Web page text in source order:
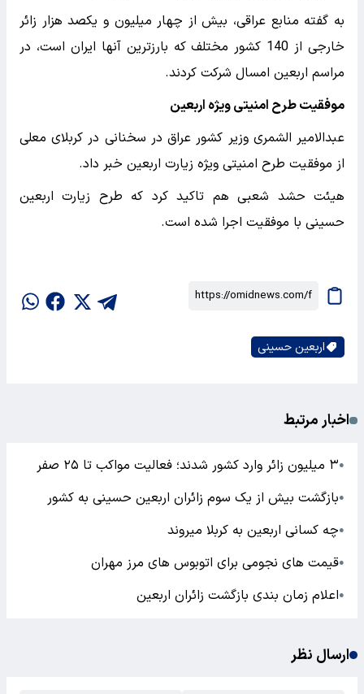
به گفته منابع عراقی، بیش از چهار میلیون و یکصد هزار زائر
خارجی از 140 کشور مختلف که بارزترین آنها ایران است، در
مراسم اربعین امسال شرکت کردند.
موفقیت طرح امنیتی ویژه اربعین
عبدالامیر الشمری وزیر کشور عراق در سخنانی در کربلای معلی
از موفقیت طرح امنیتی ویژه زیارت اربعین خبر داد.
هیئت حشد شعبی هم تاکید کرد که طرح زیارت اربعین
حسینی با موفقیت اجرا شده است.
اربعین حسینی
اخبار مرتبط
●۳ میلیون زائر وارد کشور شدند؛ فعالیت مواکب تا ۲۵ صفر
●بازگشت بیش از یک سوم زائران اربعین حسینی به کشور
●چه کسانی اربعین به کربلا میروند
●قیمت های نجومی برای اتوبوس های مرز مهران
●اعلام زمان بندی بازگشت زائران اربعین
ارسال نظر